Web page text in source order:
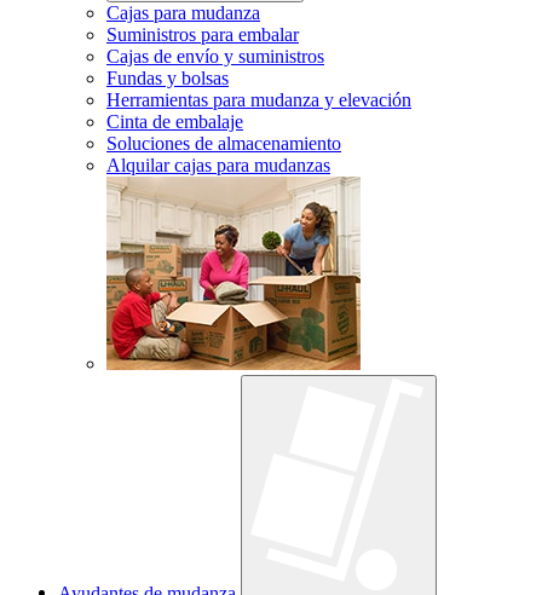
Cajas para mudanza
Suministros para embalar
Cajas de envío y suministros
Fundas y bolsas
Herramientas para mudanza y elevación
Cinta de embalaje
Soluciones de almacenamiento
Alquilar cajas para mudanzas